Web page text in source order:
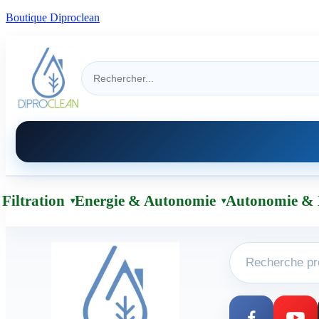
Boutique Diproclean
Energie & Autonomie Autonomie &